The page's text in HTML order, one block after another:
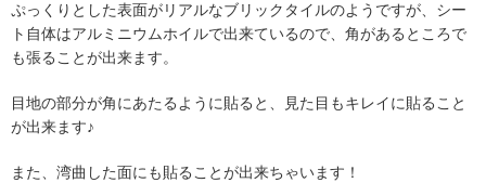
ぷっくりとした表面がリアルなブリックタイルのようですが、シー
ト自体はアルミニウムホイルで出来ているので、角があるところで
も張ることが出来ます。
目地の部分が角にあたるように貼ると、見た目もキレイに貼ること
が出来ます♪
また、湾曲した面にも貼ることが出来ちゃいます！